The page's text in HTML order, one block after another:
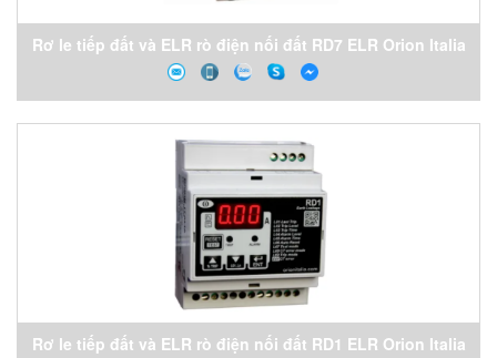
Rơ le tiếp đất và ELR rò điện nối đất RD7 ELR Orion Italia
Vietnam
Rơ le tiếp đất và ELR rò điện nối đất RD1 ELR Orion Italia